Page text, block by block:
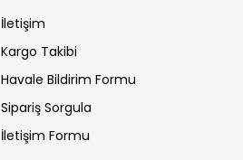
İletişim
Kargo Takibi
Havale Bildirim Formu
Sipariş Sorgula
İletişim Formu